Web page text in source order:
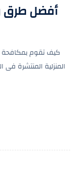
أفضل طرق
كيف تقوم بمكافحة
المنزلية المنتشرة فى